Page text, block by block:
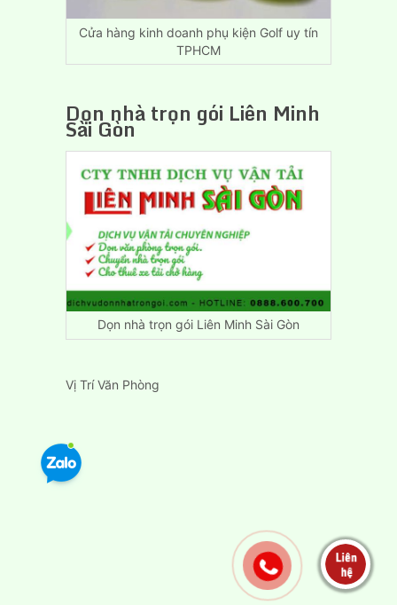
Cửa hàng kinh doanh phụ kiện Golf uy tín
TPHCM
Dọn nhà trọn gói Liên Minh
Sài Gòn
Dọn nhà trọn gói Liên Minh Sài Gòn
Vị Trí Văn Phòng